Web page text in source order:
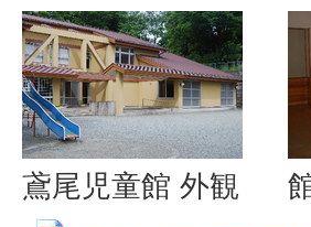
鳶尾児童館 外観